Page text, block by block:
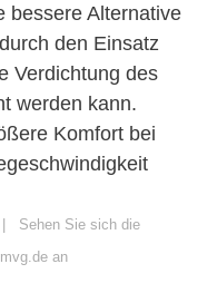
bessere Alternative
den Einsatz
Verdichtung des
werden kann.
Komfort bei
Sehen Sie sich die
an